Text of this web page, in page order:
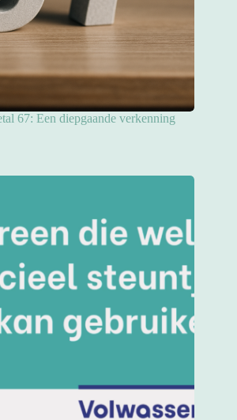
67: Een diepgaande verkenning